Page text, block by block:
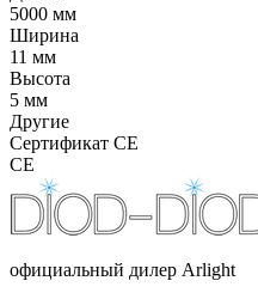
5000 мм
Ширина
11 мм
Высота
5 мм
Другие
Сертификат CE
CE
официальный дилер Arlight